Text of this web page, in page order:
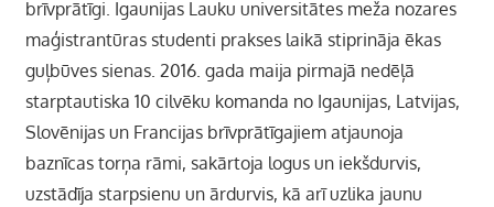
brīvprātīgi. Igaunijas Lauku universitātes meža nozares
maģistrantūras studenti prakses laikā stiprināja ēkas
guļbūves sienas. 2016. gada maija pirmajā nedēļā
starptautiska 10 cilvēku komanda no Igaunijas, Latvijas,
Slovēnijas un Francijas brīvprātīgajiem atjaunoja
baznīcas torņa rāmi, sakārtoja logus un iekšdurvis,
uzstādīja starpsienu un ārdurvis, kā arī uzlika jaunu